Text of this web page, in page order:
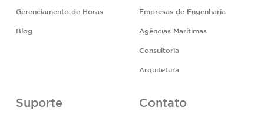
Gerenciamento de Horas
Blog
Empresas de Engenharia
Agências Marítimas
Consultoria
Arquitetura
Suporte Contato